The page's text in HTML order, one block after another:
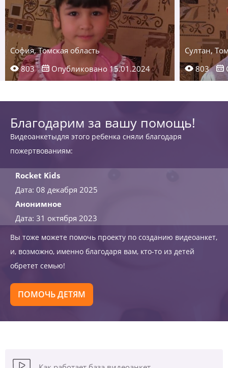
София, Томская область
803
Опубликовано 15.01.2024
Султан,
803
Благодарим за вашу помощь!
Видеоанкетыдля этого ребенка сняли благодаря
пожертвованиям:
Rocket Kids
Дата: 08 декабря 2025
Анонимное
Дата: 31 октября 2023
Вы тоже можете помочь проекту по созданию видеоанкет,
и, возможно, именно благодаря вам, кто-то из детей
обретет семью!
ПОМОЧЬ ДЕТЯМ